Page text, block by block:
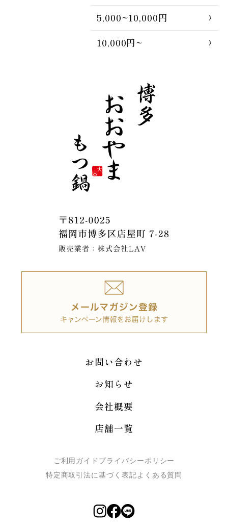
5,000~10,000円
10,000円~
お問い合わせ
お知らせ
会社概要
店舗一覧
ご利用ガイド プライバシーポリシー
特定商取引法に基づく表記よくある質問